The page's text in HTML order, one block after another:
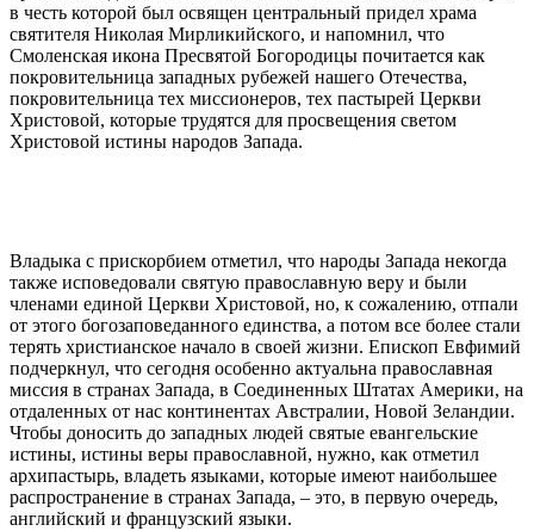
в честь которой был освящен центральный придел храма
святителя Николая Мирликийского, и напомнил, что
Смоленская икона Пресвятой Богородицы почитается как
покровительница западных рубежей нашего Отечества,
покровительница тех миссионеров, тех пастырей Церкви
Христовой, которые трудятся для просвещения светом
Христовой истины народов Запада.
Владыка с прискорбием отметил, что народы Запада некогда
также исповедовали святую православную веру и были
членами единой Церкви Христовой, но, к сожалению, отпали
от этого богозаповеданного единства, а потом все более стали
терять христианское начало в своей жизни. Епископ Евфимий
подчеркнул, что сегодня особенно актуальна православная
миссия в странах Запада, в Соединенных Штатах Америки, на
отдаленных от нас континентах Австралии, Новой Зеландии.
Чтобы доносить до западных людей святые евангельские
истины, истины веры православной, нужно, как отметил
архипастырь, владеть языками, которые имеют наибольшее
распространение в странах Запада, – это, в первую очередь,
английский и французский языки.